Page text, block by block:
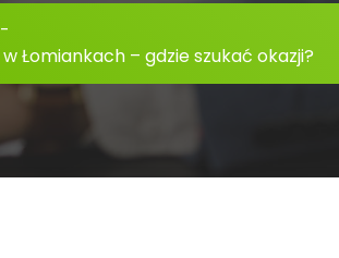
-
Łomiankach – gdzie szukać okazji?